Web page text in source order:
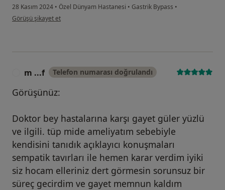
28 Kasım 2024 • Özel Dünyam Hastanesi • Gastrik Bypass •
kullanıcının görüşüne göre me...
Görüşü şikayet et
m ...f Telefon numarası doğrulandı
Görüşünüz:
Doktor bey hastalarına karşı gayet güler yüzlü
ve ilgili. tüp mide ameliyatım sebebiyle
kendisini tanıdık açıklayıcı konuşmaları
sempatik tavırları ile hemen karar verdim iyiki
siz hocam elleriniz dert görmesin sorunsuz bir
süreç gecirdim ve gayet memnun kaldım